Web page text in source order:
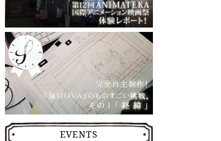
EVENTS